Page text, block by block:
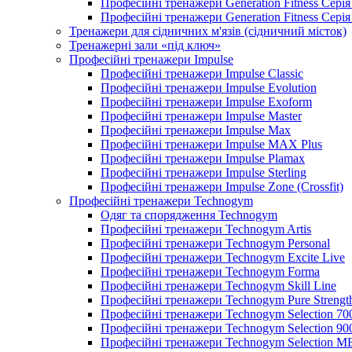
Професійні тренажери Generation Fitness
Професійні тренажери Generation Fitness
Тренажери для сідничних м'язів (сідничний місток)
Тренажерні зали «під ключ»
Професійні тренажери Impulse
Професійні тренажери Impulse Classic
Професійні тренажери Impulse Evolution
Професійні тренажери Impulse Exoform
Професійні тренажери Impulse Master
Професійні тренажери Impulse Max
Професійні тренажери Impulse MAX Plus
Професійні тренажери Impulse Plamax
Професійні тренажери Impulse Sterling
Професійні тренажери Impulse Zone (Crossfit)
Професійні тренажери Technogym
Одяг та спорядження Technogym
Професійні тренажери Technogym Artis
Професійні тренажери Technogym Personal
Професійні тренажери Technogym Excite Live
Професійні тренажери Technogym Forma
Професійні тренажери Technogym Skill Line
Професійні тренажери Technogym Pure
Професійні тренажери Technogym Selection
Професійні тренажери Technogym Selection
Професійні тренажери Technogym Selection